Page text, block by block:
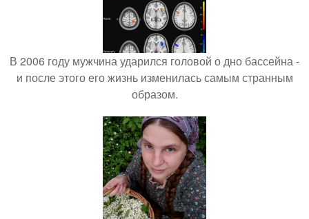
В 2006 году мужчина ударился головой о дно бассейна -
и после этого его жизнь изменилась самым странным
образом.